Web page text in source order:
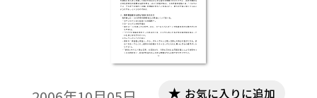
お気に入りに追加